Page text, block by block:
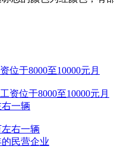
位于8000至10000元月
一辆
民营企业